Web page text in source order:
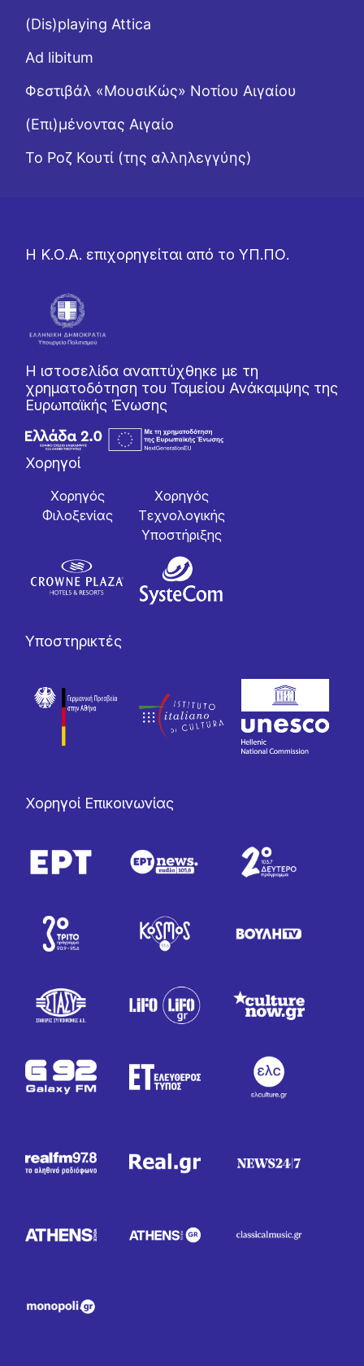
(Dis)playing Attica
Ad libitum
Φεστιβάλ «ΜουσιΚώς» Νοτίου Αιγαίου
(Επι)μένοντας Αιγαίο
Το Ροζ Κουτί (της αλληλεγγύης)
Η Κ.Ο.Α. επιχορηγείται από το ΥΠ.ΠΟ.
Η ιστοσελίδα αναπτύχθηκε με τη
χρηματοδότηση του Ταμείου Ανάκαμψης της
Ευρωπαϊκής Ένωσης
Χορηγοί
Χορηγός
Φιλοξενίας
Χορηγός
Tεχνολογικής
Yποστήριξης
Υποστηρικτές
Χορηγοί Επικοινωνίας